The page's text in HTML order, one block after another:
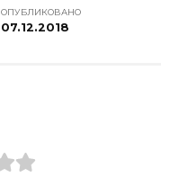
ОПУБЛИКОВАНО
07.12.2018